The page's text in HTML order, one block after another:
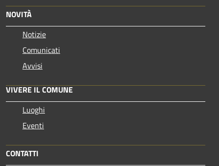
NOVITÀ
Notizie
Comunicati
Avvisi
VIVERE IL COMUNE
Luoghi
Eventi
CONTATTI